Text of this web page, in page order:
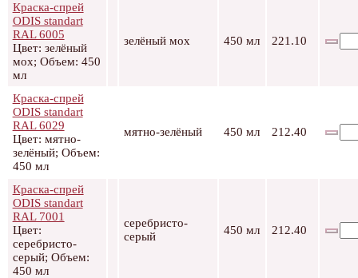
Краска-спрей
ODIS standart
RAL 6005
Цвет: зелёный
мох; Объем: 450
мл
зелёный мох 450 мл 221.10
Краска-спрей
ODIS standart
RAL 6029
Цвет: мятно-
зелёный; Объем:
450 мл
мятно-зелёный 450 мл 212.40
Краска-спрей
ODIS standart
RAL 7001
Цвет:
серебристо-
серый; Объем:
450 мл
серебристо-
серый
450 мл 212.40